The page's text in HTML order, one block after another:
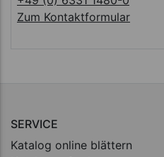
Zum Kontaktformular
SERVICE
Katalog online blättern